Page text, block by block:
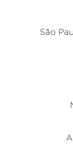
São